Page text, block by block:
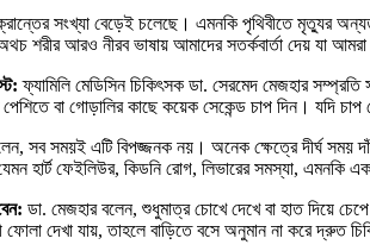
সংখ্যা বেড়েই চলেছে। এমনকি পৃথিবীতে মৃত্যুর
শরীর আরও নীরব ভাষায় আমাদের সতর্কবার্তা দেয় যা
ফ্যামিলি মেডিসিন চিকিৎসক ডা. সেরমেদ মেজহার
বা গোড়ালির কাছে কয়েক সেকেন্ড চাপ দিন। যদি
সব সময়ই এটি বিপজ্জনক নয়। অনেক ক্ষেত্রে দীর্ঘ সময়
হার্ট ফেইলিউর, কিডনি রোগ, লিভারের সমস্যা, এমনকি
ডা. মেজহার বলেন, শুধুমাত্র চোখে দেখে বা হাত দিয়ে
ফোলা দেখা যায়, তাহলে বাড়িতে বসে অনুমান না করে দ্রুত